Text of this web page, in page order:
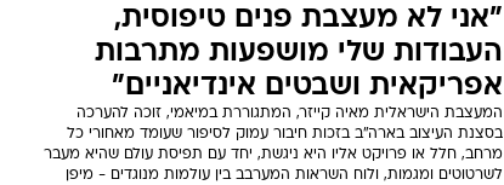
"אני לא מעצבת פנים טיפוסית,
העבודות שלי מושפעות מתרבות
אפריקאית ושבטים אינדיאניים"
המעצבת הישראלית מאיה קייזר, המתגוררת במיאמי, זוכה להערכה
בסצנת העיצוב בארה"ב בזכות חיבור עמוק לסיפור שעומד מאחורי כל
מרחב, חלל או פרויקט אליו היא ניגשת, יחד עם תפיסת עולם שהיא מעבר
לשרטוטים ומגמות, ולוח השראות המערבב בין עולמות מנוגדים - מיפן